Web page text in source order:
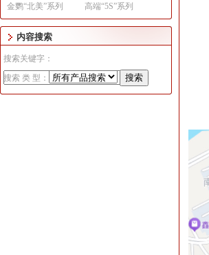
1 2
金鹦“北美”系列
高端“5S”系列
内容搜索
搜索关键字：
搜索 类 型：